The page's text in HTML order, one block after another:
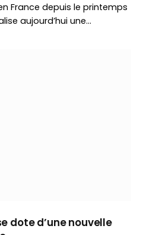
France depuis le printemps
aujourd’hui une…
dote d’une nouvelle